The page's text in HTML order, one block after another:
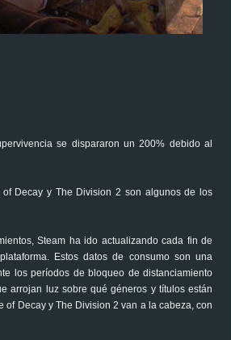
se dispararon un 200% debido al
of Decay y The Division 2 son algunos de los
Steam ha ido actualizando cada fin de
Estos datos de consumo son una
los períodos de bloqueo de distanciamiento
arrojan luz sobre qué géneros y títulos están
of Decay y The Division 2 van a la cabeza, con